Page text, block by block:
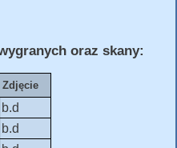
oraz skany:
Zdjęcie
b.d
b.d